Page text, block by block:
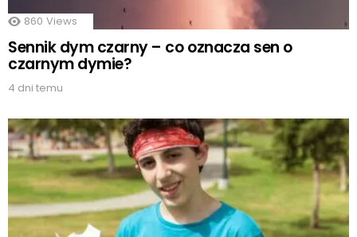
860 Views
Sennik dym czarny – co oznacza sen o
czarnym dymie?
4 dni temu